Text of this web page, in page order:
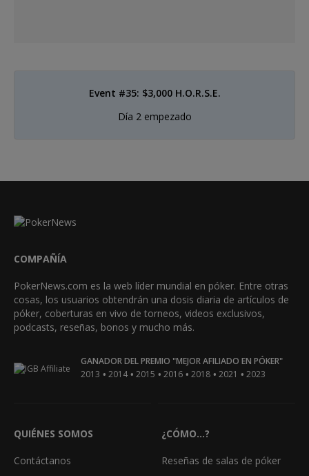
Event #35: $3,000 H.O.R.S.E.
Día 2 empezado
COMPAÑÍA
PokerNews.com es la web líder mundial en póker. Entre otras
cosas, los usuarios obtendrán una dosis diaria de artículos de
póker, coberturas en vivo de torneos, videos exclusivos,
podcasts, reseñas, bonos y mucho más.
GANADOR DEL PREMIO "MEJOR AFILIADO EN PÓKER"
2013 • 2014 • 2015 • 2016 • 2018 • 2021 • 2023
QUIÉNES SOMOS
Contáctanos
¿CÓMO...?
Reseñas de salas de póker